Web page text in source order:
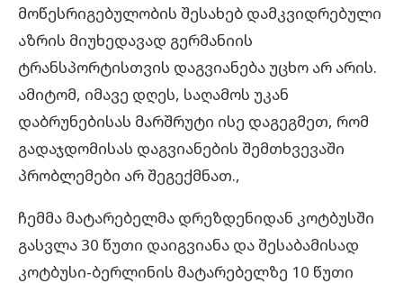
მოწესრიგებულობის შესახებ დამკვიდრებული
აზრის მიუხედავად გერმანიის
ტრანსპორტისთვის დაგვიანება უცხო არ არის.
ამიტომ, იმავე დღეს, საღამოს უკან
დაბრუნებისას მარშრუტი ისე დაგეგმეთ, რომ
გადაჯდომისას დაგვიანების შემთხვევაში
პრობლემები არ შეგექმნათ.,
ჩემმა მატარებელმა დრეზდენიდან კოტბუსში
გასვლა 30 წუთი დაიგვიანა და შესაბამისად
კოტბუსი-ბერლინის მატარებელზე 10 წუთი